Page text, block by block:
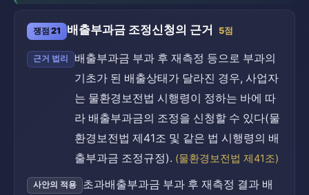
쟁점 21 배출부과금 조정신청의 근거 5점
근거 법리
배출부과금 부과 후 재측정 등으로 부과의
기초가 된 배출상태가 달라진 경우, 사업자
는 물환경보전법 시행령이 정하는 바에 따
라 배출부과금의 조정을 신청할 수 있다(물
환경보전법 제41조 및 같은 법 시행령의 배
출부과금 조정규정). (물환경보전법 제41조)
사안의 적용
초과배출부과금 부과 후 재측정 결과 배